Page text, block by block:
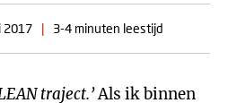
2017 | 3-4 minuten leestijd
traject.’Als ik binnen